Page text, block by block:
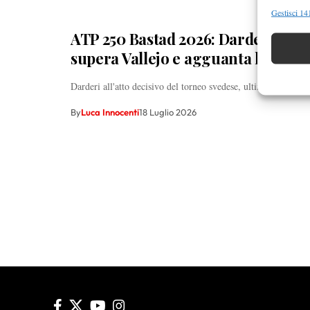
Gestisci
ATP 250 Bastad 2026: Darderi a
supera Vallejo e agguanta la finale
Darderi all'atto decisivo del torneo svedese, ultimo passo
ByLuca Innocenti18 Luglio 2026